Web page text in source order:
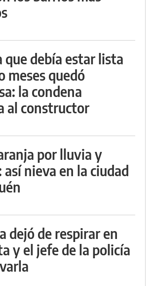
que debía estar lista
meses quedó
la condena
al constructor
por lluvia y
así nieva en la ciudad
dejó de respirar en
y el jefe de la policía